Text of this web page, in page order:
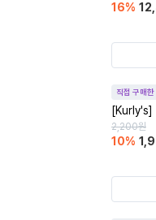
16%
직접 구매한
[Kurly's]
2,200원
10%